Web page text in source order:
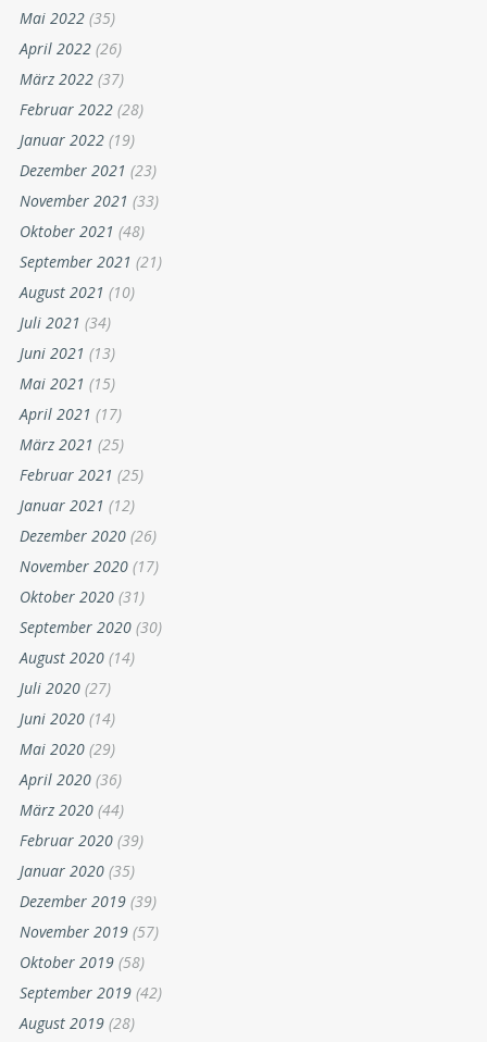
Mai 2022 (35)
April 2022 (26)
März 2022 (37)
Februar 2022 (28)
Januar 2022 (19)
Dezember 2021 (23)
November 2021 (33)
Oktober 2021 (48)
September 2021 (21)
August 2021 (10)
Juli 2021 (34)
Juni 2021 (13)
Mai 2021 (15)
April 2021 (17)
März 2021 (25)
Februar 2021 (25)
Januar 2021 (12)
Dezember 2020 (26)
November 2020 (17)
Oktober 2020 (31)
September 2020 (30)
August 2020 (14)
Juli 2020 (27)
Juni 2020 (14)
Mai 2020 (29)
April 2020 (36)
März 2020 (44)
Februar 2020 (39)
Januar 2020 (35)
Dezember 2019 (39)
November 2019 (57)
Oktober 2019 (58)
September 2019 (42)
August 2019 (28)